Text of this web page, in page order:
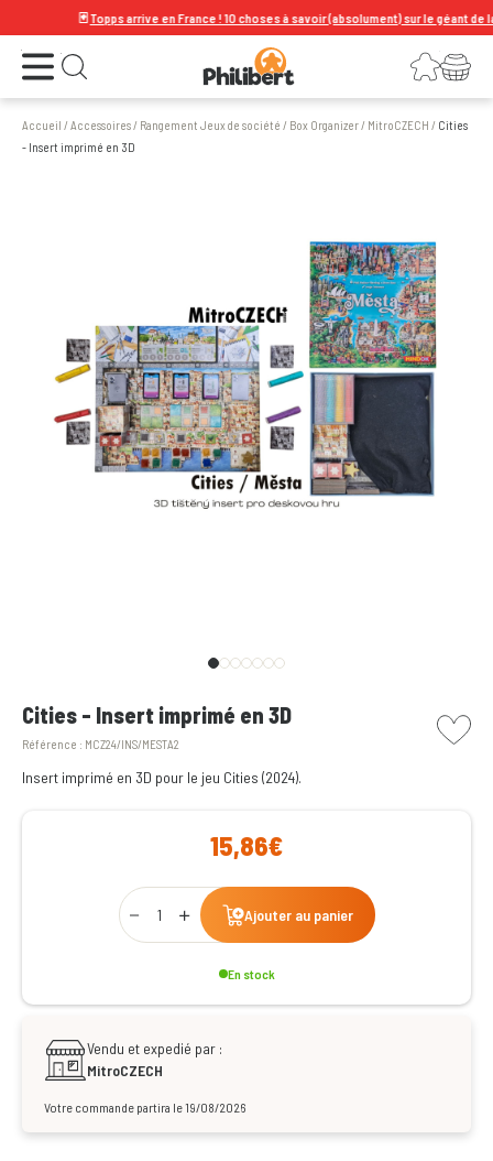
Topps arrive en France ! 10 choses à savoir (absolument) sur le géant de la
Ouvrir le menu Ouvrir la recherche Connexion
Votre panier
Accueil /Accessoires/ Rangement Jeux de société / Box Organizer/ MitroCZECH / Cities
- Insert imprimé en 3D
Cities - Insert imprimé en 3D
Référence : MCZ24/INS/MESTA2
picto
Insert imprimé en 3D pour le jeu Cities (2024).
15,86€
Qty
Ajouter au panier
En stock
Vendu et expedié par :
MitroCZECH
Votre commande partira le 19/08/2026